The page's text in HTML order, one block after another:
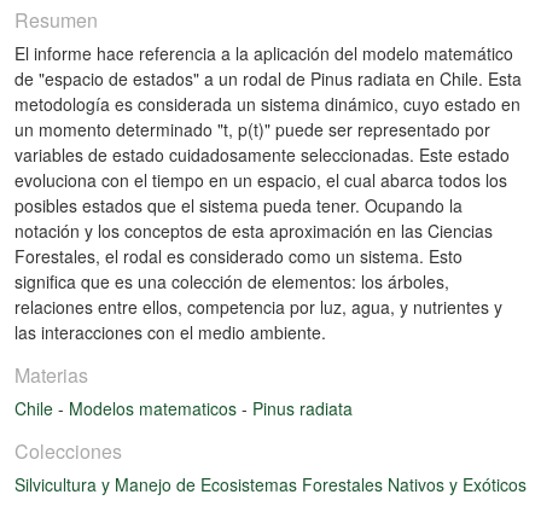
Resumen
El informe hace referencia a la aplicación del modelo matemático
de "espacio de estados" a un rodal de Pinus radiata en Chile. Esta
metodología es considerada un sistema dinámico, cuyo estado en
un momento determinado "t, p(t)" puede ser representado por
variables de estado cuidadosamente seleccionadas. Este estado
evoluciona con el tiempo en un espacio, el cual abarca todos los
posibles estados que el sistema pueda tener. Ocupando la
notación y los conceptos de esta aproximación en las Ciencias
Forestales, el rodal es considerado como un sistema. Esto
significa que es una colección de elementos: los árboles,
relaciones entre ellos, competencia por luz, agua, y nutrientes y
las interacciones con el medio ambiente.
Materias
Chile - Modelos matematicos - Pinus radiata
Colecciones
Silvicultura y Manejo de Ecosistemas Forestales Nativos y Exóticos